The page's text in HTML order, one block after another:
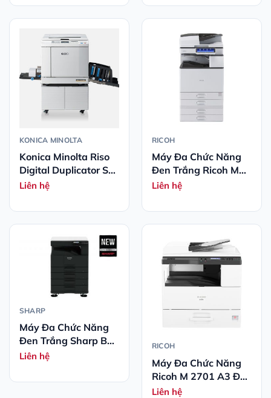
Suất Cao
năng
KONICA MINOLTA
Konica Minolta Riso
Digital Duplicator SF
5330
Liên hệ
RICOH
Máy Đa Chức Năng
Đen Trắng Ricoh MP
4055SP A3
Liên hệ
SHARP
Máy Đa Chức Năng
Đen Trắng Sharp BP-
20M24L (In, Sao
Liên hệ
RICOH
Máy Đa Chức Năng
Ricoh M 2701 A3 Đen
Trắng
Liên hệ